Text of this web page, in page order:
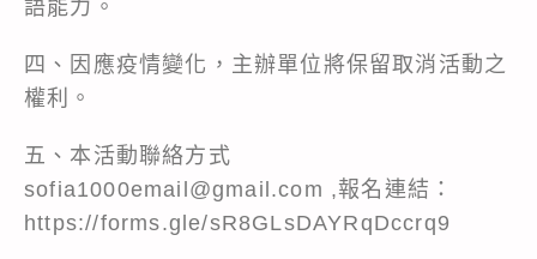
語能力。
四、因應疫情變化，主辦單位將保留取消活動之
權利。
五、本活動聯絡方式
sofia1000email@gmail.com ,報名連結：
https://forms.gle/sR8GLsDAYRqDccrq9